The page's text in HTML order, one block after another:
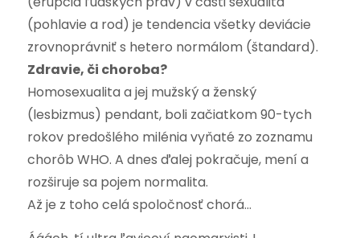
(pohlavie a rod) je tendencia všetky deviácie
zrovnoprávniť s hetero normálom (štandard).
Zdravie, či choroba?
Homosexualita a jej mužský a ženský
(lesbizmus) pendant, boli začiatkom 90-tych
rokov predošlého milénia vyňaté zo zoznamu
chorôb WHO. A dnes ďalej pokračuje, mení a
rozširuje sa pojem normalita.
Až je z toho celá spoločnosť chorá…